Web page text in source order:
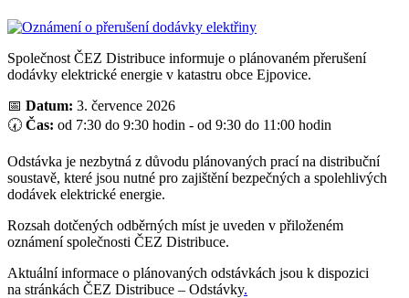
Společnost ČEZ Distribuce informuje o plánovaném přerušení
dodávky elektrické energie v katastru obce Ejpovice.
📅 Datum: 3. července 2026
🕢 Čas: od 7:30 do 9:30 hodin - od 9:30 do 11:00 hodin
Odstávka je nezbytná z důvodu plánovaných prací na distribuční
soustavě, které jsou nutné pro zajištění bezpečných a spolehlivých
dodávek elektrické energie.
Rozsah dotčených odběrných míst je uveden v přiloženém
oznámení společnosti ČEZ Distribuce.
Aktuální informace o plánovaných odstávkách jsou k dispozici
na stránkách ČEZ Distribuce – Odstávky.